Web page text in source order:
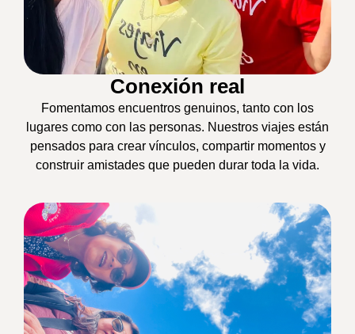
Conexión real
Fomentamos encuentros genuinos, tanto con los
lugares como con las personas. Nuestros viajes están
pensados para crear vínculos, compartir momentos y
construir amistades que pueden durar toda la vida.